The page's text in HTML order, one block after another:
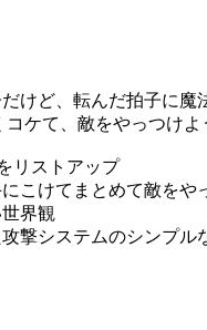
けど、転んだ拍子に魔
ケて、敵をやっつけよ
リストアップ
こけてまとめて敵をや
界観
撃システムのシンプル